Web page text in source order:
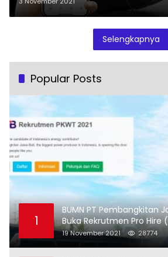
Selengkapnya
Popular Posts
1
BUMN PT Pembangkitan
Buka Rekrutmen Pro Hire
19 November 2021 28774